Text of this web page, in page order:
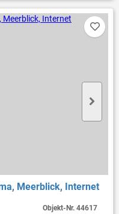
Meerblick, Internet
Objekt-Nr.44617